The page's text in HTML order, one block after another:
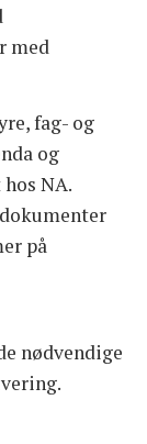
med
fag- og
og
NA.
på
nødvendige